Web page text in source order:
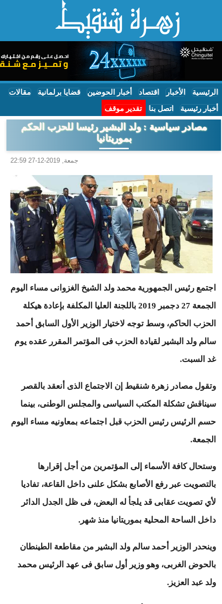
الرئيسية الأخبار اقتصاد أخبار الحوضين قضايا برلمانية مقالات
أخبار رئيسية اتصل بنا تقدير موقف
مصادر سياسية : ولد البشير رئيسا للحزب الحكم
بموريتانيا
جمعة, 2019-12-27 22:59
اجتمع رئيس الجمهورية محمد ولد الشيخ الغزوانى مساء اليوم
الجمعة 27 دجمبر 2019 باللجنة العليا المكلفة بإعادة هيكلة
الحزب الحاكم، وسط توجه لاختيار الوزير الأول السابق أحمد
سالم ولد البشير لقيادة الحزب فى المؤتمر المقرر عقده يوم
غد السبت.
وتقول مصادر زهرة شنقيط إن الاجتماع الذى أنعقد بالقصر
سيناقش تشكلة المكتب السياسى والمجلس الوطنى، بينما
حسم الرئيس رئيس الحزب قبل اجتماعه بمعاونيه مساء اليوم
الجمعة.
وستحال كافة الأسماء إلى المؤتمرين من أجل إقرارها
بالتصويت عبر رفع الأصابع بشكل علنى داخل القاعة، تفاديا
لأي تصويت عقابى قد يلجأ له البعض، فى ظل الجدل الدائر
داخل الساحة المحلية بموريتانيا منذ شهر.
وينحدر الوزير أحمد سالم ولد البشير من مقاطعة الطينطان
بالحوض الغربى، وهو وزير أول سابق فى عهد الرئيس محمد
ولد عبد العزيز.